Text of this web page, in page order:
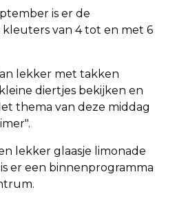
is er de
van 4 tot en met 6
lekker met takken
diertjes bekijken en
thema van deze middag
lekker glaasje limonade
er een binnenprogramma